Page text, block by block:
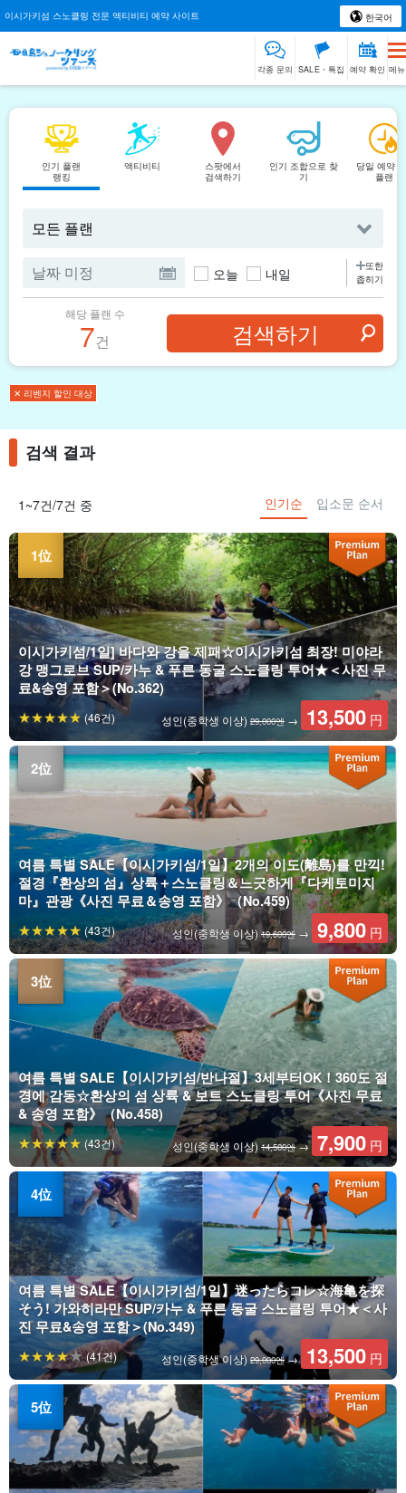
이시가키섬 스노클링 전문 액티비티 예약 사이트 한국어
각종 문의 SALE・특집 예약 확인 메뉴
인기 플랜
랭킹
액티비티
스팟에서
검색하기
인기 조합으로 찾
기
당일 예약
플랜
오늘 내일
또한
좁히기
해당 플랜 수
7건
✕ 리벤지 할인 대상
검색 결과
1~7건/7건 중 인기순 입소문 순서
이시가키섬/1일] 바다와 강을 제패☆이시가키섬 최장! 미야라
강 맹그로브 SUP/카누 & 푸른 동굴 스노클링 투어★＜사진 무
료&송영 포함＞(No.362)
성인(중학생 이상) 29,000엔 → 13,500 円
(46건)
여름 특별 SALE【이시가키섬/1일】2개의 이도(離島)를 만끽!
절경『환상의 섬』상륙＋스노클링＆느긋하게『다케토미지
마』관광《사진 무료＆송영 포함》（No.459)
성인(중학생 이상) 19,600엔 → 9,800 円
(43건)
여름 특별 SALE【이시가키섬/반나절】3세부터OK！360도 절
경에 감동☆환상의 섬 상륙 & 보트 스노클링 투어《사진 무료
& 송영 포함》（No.458)
성인(중학생 이상) 14,500엔→ 7,900 円
(43건)
여름 특별 SALE【이시가키섬/1일】迷ったらコレ☆海亀を探
そう! 가와히라만 SUP/카누 & 푸른 동굴 스노클링 투어★＜사
진 무료&송영 포함＞(No.349)
성인(중학생 이상)29,000엔→ 13,500 円
(41건)